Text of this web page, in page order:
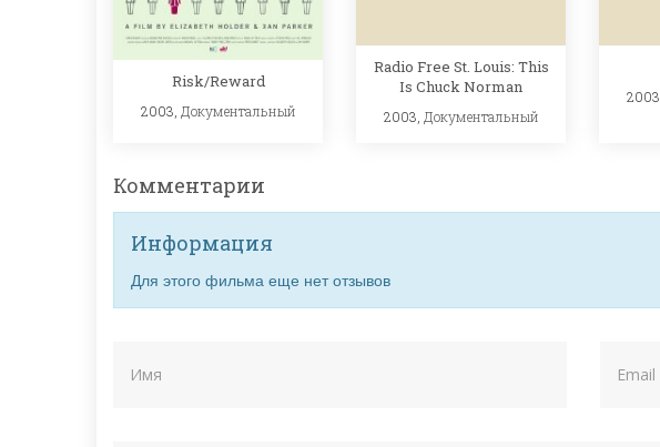
Risk/Reward
2003, Документальный
Radio Free St. Louis: This
Is Chuck Norman
2003, Документальный
2003,
Комментарии
Информация
Для этого фильма еще нет отзывов